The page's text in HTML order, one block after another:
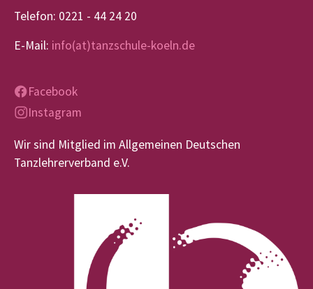
Telefon: 0221 - 44 24 20
E-Mail: info(at)tanzschule-koeln.de
Facebook
Instagram
Wir sind Mitglied im Allgemeinen Deutschen
Tanzlehrerverband e.V.